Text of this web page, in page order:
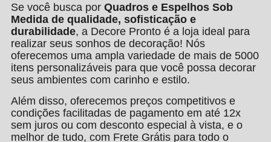
Se você busca por Quadros e Espelhos Sob
Medida de qualidade, sofisticação e
durabilidade, a Decore Pronto é a loja ideal para
realizar seus sonhos de decoração! Nós
oferecemos uma ampla variedade de mais de 5000
itens personalizáveis para que você possa decorar
seus ambientes com carinho e estilo.
Além disso, oferecemos preços competitivos e
condições facilitadas de pagamento em até 12x
sem juros ou com desconto especial à vista, e o
melhor de tudo, com Frete Grátis para todo o